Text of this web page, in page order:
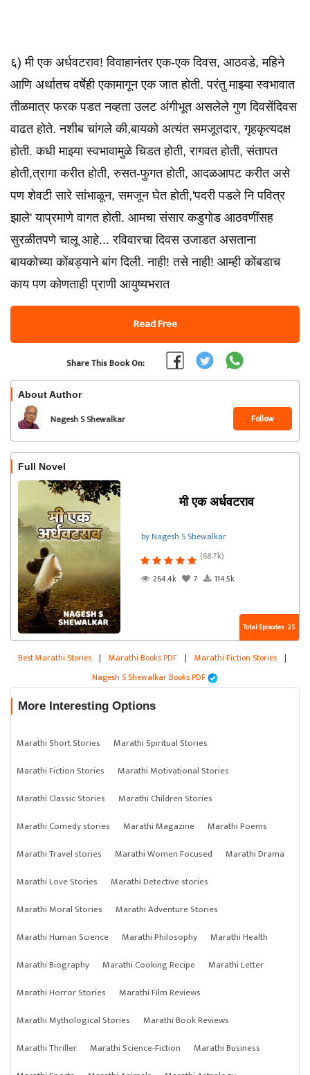
६) मी एक अर्धवटराव! विवाहानंतर एक-एक दिवस, आठवडे, महिने
आणि अर्थातच वर्षेही एकामागून एक जात होती. परंतु माझ्या स्वभावात
तीळमात्र फरक पडत नव्हता उलट अंगीभूत असलेले गुण दिवसेंदिवस
वाढत होते. नशीब चांगले की,बायको अत्यंत समजूतदार, गृहकृत्यदक्ष
होती. कधी माझ्या स्वभावामुळे चिडत होती, रागवत होती, संतापत
होती,त्रागा करीत होती, रुसत-फुगत होती, आदळआपट करीत असे
पण शेवटी सारे सांभाळून, समजून घेत होती,'पदरी पडले नि पवित्र
झाले' याप्रमाणे वागत होती. आमचा संसार कडुगोड आठवणींसह
सुरळीतपणे चालू आहे... रविवारचा दिवस उजाडत असताना
बायकोच्या कोंबड्याने बांग दिली. नाही! तसे नाही! आम्ही कोंबडाच
काय पण कोणताही प्राणी आयुष्यभरात
Read Free
Share This Book On:
About Author
Nagesh S Shewalkar Follow
Full Novel
मी एक अर्धवटराव
by Nagesh S Shewalkar
(68.7k)
264.4k
7 114.5k
Total Episodes : 25
Best Marathi Stories | Marathi Books PDF | Marathi Fiction Stories |
Nagesh S Shewalkar Books PDF
More Interesting Options
Marathi Short Stories
Marathi Spiritual Stories
Marathi Fiction Stories
Marathi Motivational Stories
Marathi Classic Stories
Marathi Children Stories
Marathi Comedy stories
Marathi Magazine
Marathi Poems
Marathi Travel stories
Marathi Women Focused
Marathi Drama
Marathi Love Stories
Marathi Detective stories
Marathi Moral Stories
Marathi Adventure Stories
Marathi Human Science
Marathi Philosophy
Marathi Health
Marathi Biography
Marathi Cooking Recipe
Marathi Letter
Marathi Horror Stories
Marathi Film Reviews
Marathi Mythological Stories
Marathi Book Reviews
Marathi Thriller
Marathi Science-Fiction
Marathi Business